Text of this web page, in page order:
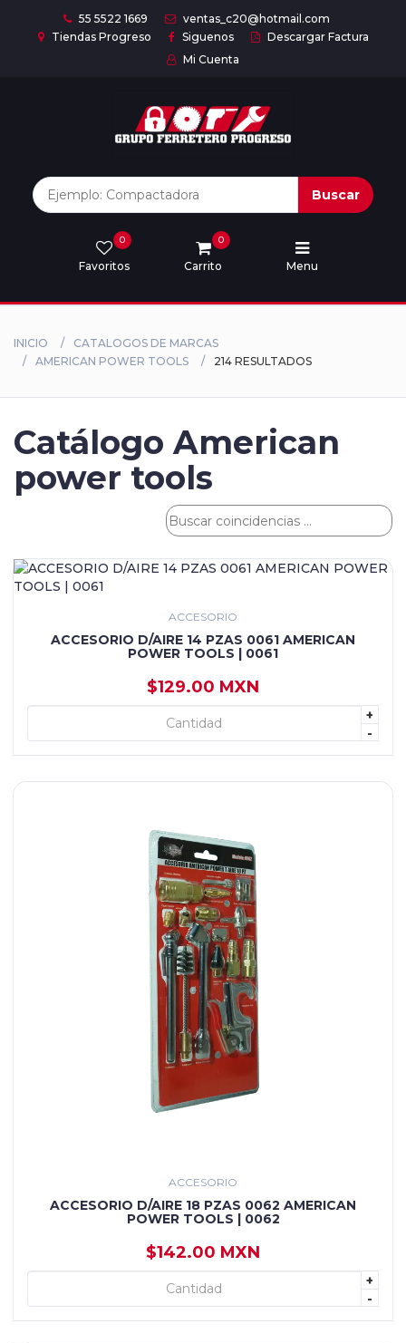
55 5522 1669
ventas_c20@hotmail.com
Tiendas Progreso
Siguenos
Descargar Factura
Mi Cuenta
Buscar
Favoritos
0
Carrito
0
Menu
Marcas
Descargar
INICIO
CATALOGOS DE MARCAS
AMERICAN POWER TOOLS
214 RESULTADOS
Catálogo American
power tools
ACCESORIO
ACCESORIO D/AIRE 14 PZAS 0061 AMERICAN
POWER TOOLS | 0061
$129.00 MXN
+
-
+ AGREGAR
ACCESORIO
ACCESORIO D/AIRE 18 PZAS 0062 AMERICAN
POWER TOOLS | 0062
$142.00 MXN
+
-
+ AGREGAR